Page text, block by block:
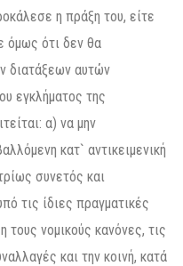
η πράξη του, είτε
όμως ότι δεν θα
διατάξεων αυτών
εγκλήματος της
α) να μην
κατ` αντικειμενική
συνετός και
τις ίδιες πραγματικές
νομικούς κανόνες, τις
και την κοινή, κατά